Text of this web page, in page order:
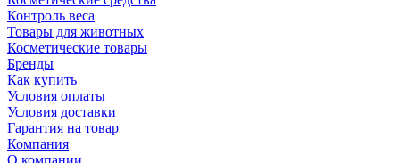
Контроль веса
Товары для животных
Косметические товары
Бренды
Как купить
Условия оплаты
Условия доставки
Гарантия на товар
Компания
О компании